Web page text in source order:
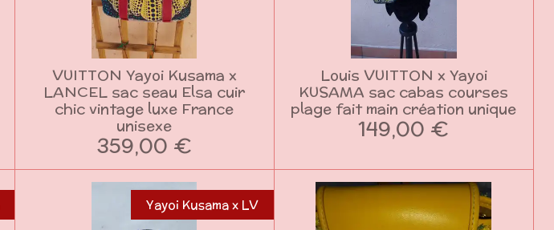
VUITTON Yayoi Kusama x
LANCEL sac seau Elsa cuir
chic vintage luxe France
unisexe
359,00 €
Louis VUITTON x Yayoi
KUSAMA sac cabas courses
plage fait main création unique
149,00 €
Yayoi Kusama x LV